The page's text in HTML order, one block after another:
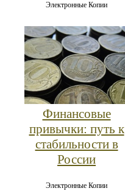
Электронные Копии
Финансовые
привычки: путь к
стабильности в
России
Электронные Копии